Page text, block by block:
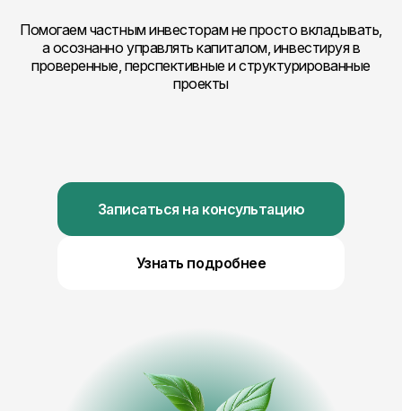
Помогаем частным инвесторам не просто вкладывать,
а осознанно управлять капиталом, инвестируя в
проверенные, перспективные и структурированные
проекты
Записаться на консультацию
Узнать подробнее